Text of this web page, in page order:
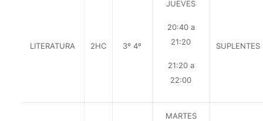
LITERATURA 2HC 3º 4º
JUEVES
20:40 a
21:20
21:20 a
22:00
SUPLENTES
MARTES